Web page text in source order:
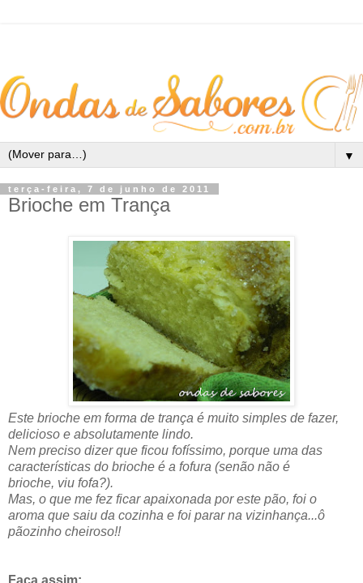
▼
terça-feira, 7 de junho de 2011
Brioche em Trança
Este brioche em forma de trança é muito simples de fazer,
delicioso e absolutamente lindo.
Nem preciso dizer que ficou fofíssimo, porque uma das
características do brioche é a fofura (senão não é
brioche, viu fofa?).
Mas, o que me fez ficar apaixonada por este pão, foi o
aroma que saiu da cozinha e foi parar na vizinhança...ô
pãozinho cheiroso!!
Faça assim: